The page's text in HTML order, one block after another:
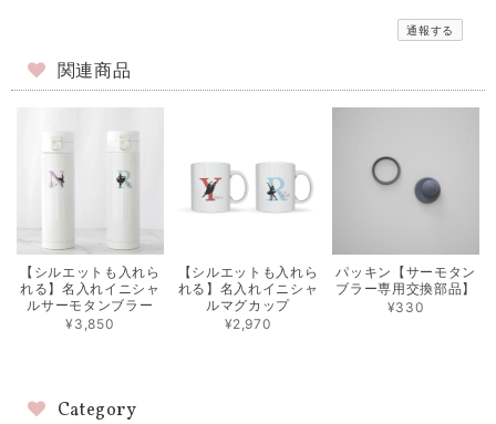
通報する
関連商品
【シルエットも入れら
れる】名入れイニシャ
ルサーモタンブラー
¥3,850
【シルエットも入れら
れる】名入れイニシャ
ルマグカップ
¥2,970
パッキン【サーモタン
ブラー専用交換部品】
¥330
Category